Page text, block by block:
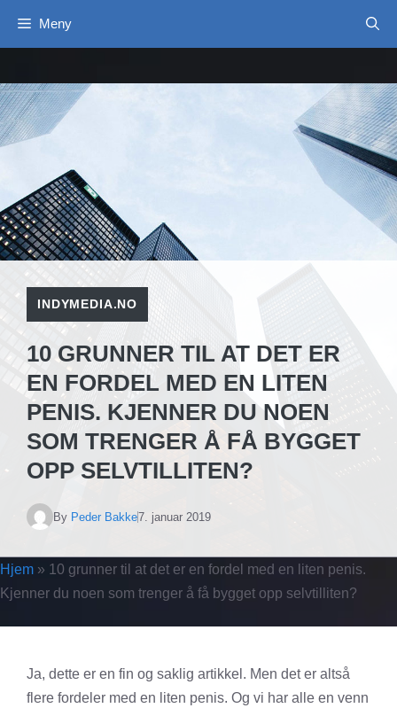
Meny
INDYMEDIA.NO
10 GRUNNER TIL AT DET ER
EN FORDEL MED EN LITEN
PENIS. KJENNER DU NOEN
SOM TRENGER Å FÅ BYGGET
OPP SELVTILLITEN?
By Peder Bakke7. januar 2019
Hjem » 10 grunner til at det er en fordel med en liten penis.
Kjenner du noen som trenger å få bygget opp selvtilliten?
Ja, dette er en fin og saklig artikkel. Men det er altså
flere fordeler med en liten penis. Og vi har alle en venn